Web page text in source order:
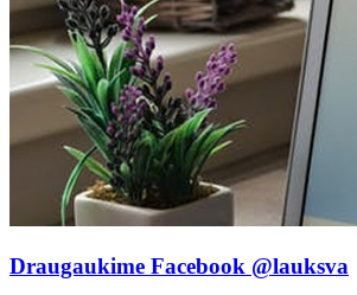
Draugaukime Facebook @lauksva